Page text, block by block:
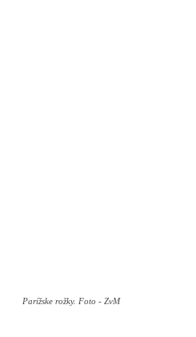
Parížske rožky. Foto - ZvM